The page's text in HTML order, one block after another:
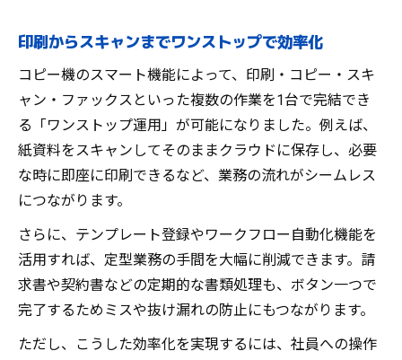
印刷からスキャンまでワンストップで効率化
コピー機のスマート機能によって、印刷・コピー・スキ
ャン・ファックスといった複数の作業を1台で完結でき
る「ワンストップ運用」が可能になりました。例えば、
紙資料をスキャンしてそのままクラウドに保存し、必要
な時に即座に印刷できるなど、業務の流れがシームレス
につながります。
さらに、テンプレート登録やワークフロー自動化機能を
活用すれば、定型業務の手間を大幅に削減できます。請
求書や契約書などの定期的な書類処理も、ボタン一つで
完了するためミスや抜け漏れの防止にもつながります。
ただし、こうした効率化を実現するには、社員への操作